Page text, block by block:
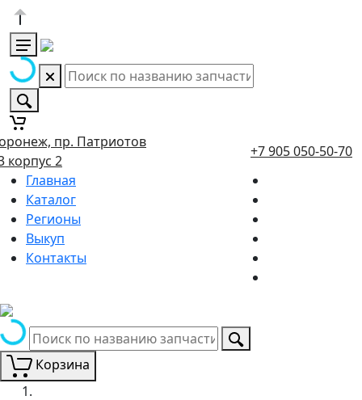
пр. Патриотов
корпус 2
+7 905 050-50-70
Главная
Каталог
Регионы
Выкуп
Контакты
Корзина